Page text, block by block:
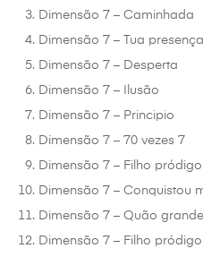
Dimensão 7 – Caminhada
Dimensão 7 – Tua presença
Dimensão 7 – Desperta
Dimensão 7 – Ilusão
Dimensão 7 – Principio
Dimensão 7 – 70 vezes 7
Dimensão 7 – Filho pródigo
Dimensão 7 – Conquistou
Dimensão 7 – Quão
Dimensão 7 – Filho pródigo